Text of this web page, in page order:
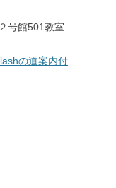
号館501教室
の道案内付